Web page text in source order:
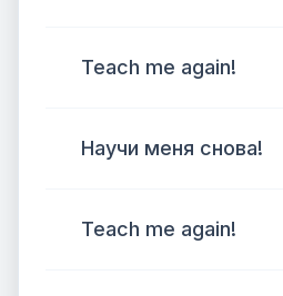
Teach me again!
Научи меня снова!
Teach me again!